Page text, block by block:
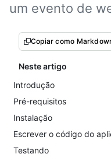
um evento de
Copiar como
Neste artigo
Introdução
Pré-requisitos
Instalação
Escrever o código do
Testando